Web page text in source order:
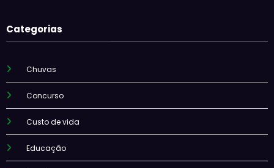
Categorias
Chuvas
Concurso
Custo de vida
Educação